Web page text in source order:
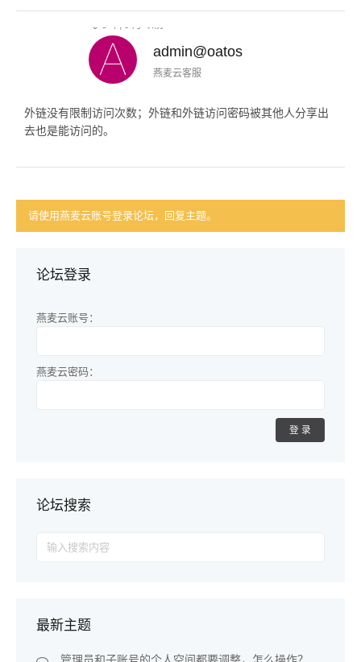
3 年, 9 月 以前
admin@oatos
燕麦云客服
外链没有限制访问次数；外链和外链访问密码被其他人分享出
去也是能访问的。
请使用燕麦云账号登录论坛，回复主题。
论坛登录
燕麦云账号：
燕麦云密码：
登录
论坛搜索
Search
for:
最新主题